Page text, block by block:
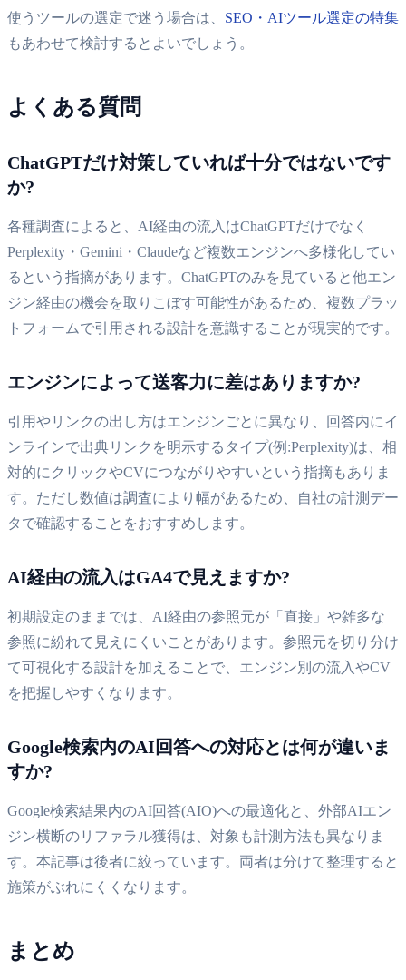
使うツールの選定で迷う場合は、 SEO・AIツール選定の特集
もあわせて検討するとよいでしょう。
よくある質問
ChatGPTだけ対策していれば十分ではないです
か?
各種調査によると、AI経由の流入はChatGPTだけでなく
Perplexity・Gemini・Claudeなど複数エンジンへ多様化してい
るという指摘があります。ChatGPTのみを見ていると他エン
ジン経由の機会を取りこぼす可能性があるため、複数プラッ
トフォームで引用される設計を意識することが現実的です。
エンジンによって送客力に差はありますか?
引用やリンクの出し方はエンジンごとに異なり、回答内にイ
ンラインで出典リンクを明示するタイプ(例:Perplexity)は、相
対的にクリックやCVにつながりやすいという指摘もありま
す。ただし数値は調査により幅があるため、自社の計測デー
タで確認することをおすすめします。
AI経由の流入はGA4で見えますか?
初期設定のままでは、AI経由の参照元が「直接」や雑多な
参照に紛れて見えにくいことがあります。参照元を切り分け
て可視化する設計を加えることで、エンジン別の流入やCV
を把握しやすくなります。
Google検索内のAI回答への対応とは何が違いま
すか?
Google検索結果内のAI回答(AIO)への最適化と、外部AIエン
ジン横断のリファラル獲得は、対象も計測方法も異なりま
す。本記事は後者に絞っています。両者は分けて整理すると
施策がぶれにくくなります。
まとめ